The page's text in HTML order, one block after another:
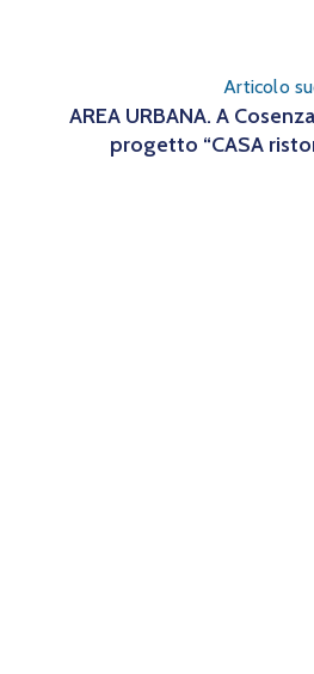
Articolo
AREA URBANA. A
progetto “CASA